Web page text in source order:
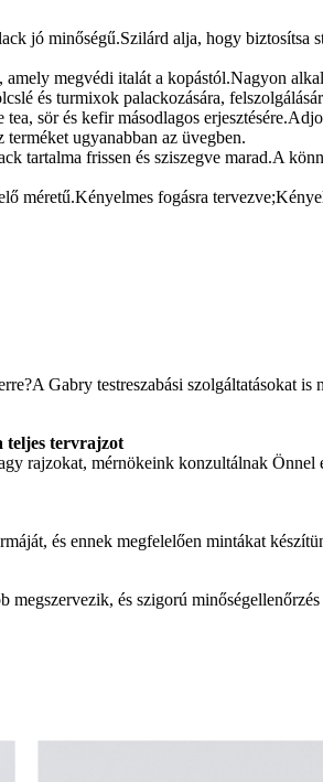
jó minőségű.Szilárd alja, hogy
megvédi italát a kopástól.Nagyon
és turmixok palackozására,
sör és kefir másodlagos
ugyanabban az üvegben.
tartalma frissen és sziszegve marad.A
méretű.Kényelmes fogásra
Gabry testreszabási szolgáltatásokat
teljes tervrajzot
rajzokat, mérnökeink konzultálnak
és ennek megfelelően mintákat
megszervezik, és szigorú